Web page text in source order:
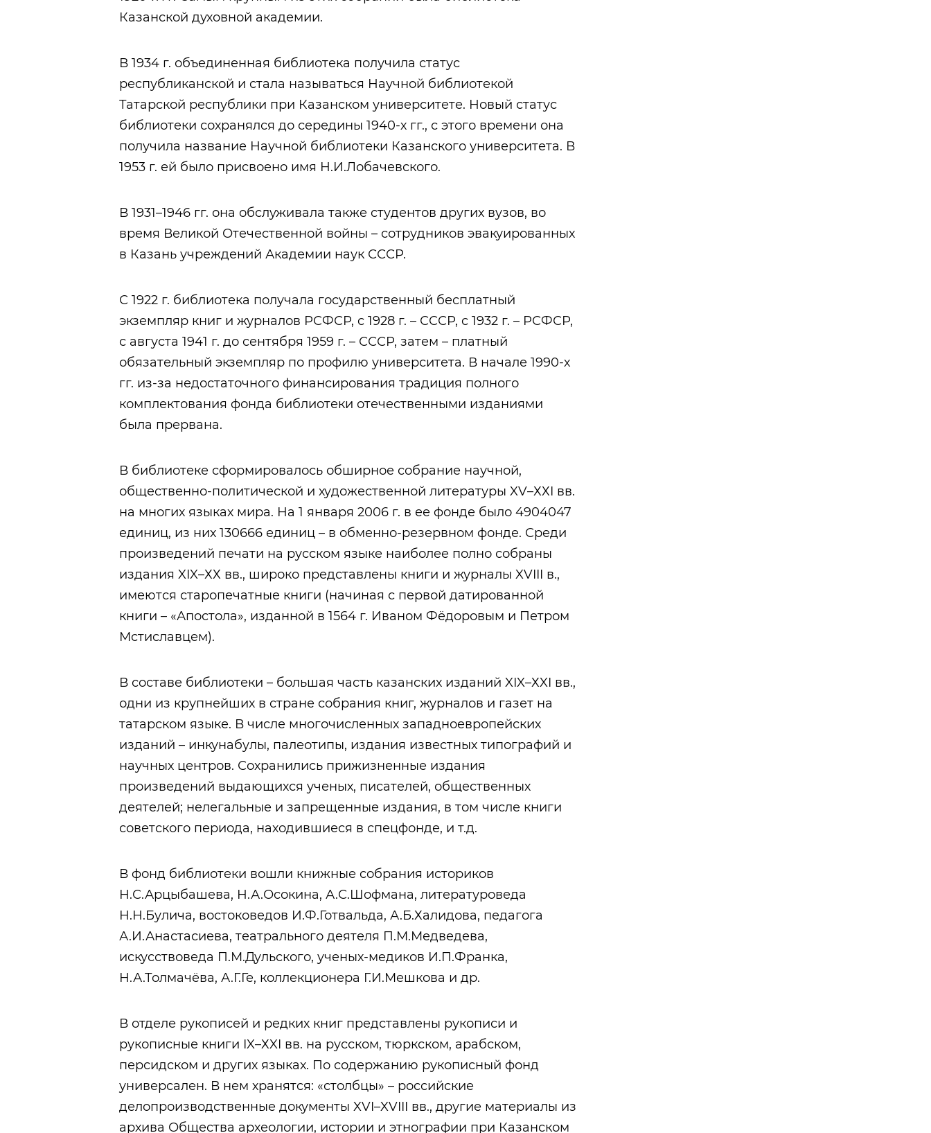
Казанской духовной академии.
В 1934 г. объединенная библиотека получила статус
республиканской и стала называться Научной библиотекой
Татарской республики при Казанском университете. Новый статус
библиотеки сохранялся до середины 1940-х гг., с этого времени она
получила название Научной библиотеки Казанского университета. В
1953 г. ей было присвоено имя Н.И.Лобачевского.
В 1931–1946 гг. она обслуживала также студентов других вузов, во
время Великой Отечественной войны – сотрудников эвакуированных
в Казань учреждений Академии наук СССР.
С 1922 г. библиотека получала государственный бесплатный
экземпляр книг и журналов РСФСР, с 1928 г. – СССР, с 1932 г. – РСФСР,
с августа 1941 г. до сентября 1959 г. – СССР, затем – платный
обязательный экземпляр по профилю университета. В начале 1990-х
гг. из-за недостаточного финансирования традиция полного
комплектования фонда библиотеки отечественными изданиями
была прервана.
В библиотеке сформировалось обширное собрание научной,
общественно-политической и художественной литературы XV–ХХI вв.
на многих языках мира. На 1 января 2006 г. в ее фонде было 4904047
единиц, из них 130666 единиц – в обменно-резервном фонде. Среди
произведений печати на русском языке наиболее полно собраны
издания XIX–ХХ вв., широко представлены книги и журналы XVIII в.,
имеются старопечатные книги (начиная с первой датированной
книги – «Апостола», изданной в 1564 г. Иваном Фёдоровым и Петром
Мстиславцем).
В составе библиотеки – большая часть казанских изданий XIX–ХXI вв.,
одни из крупнейших в стране собрания книг, журналов и газет на
татарском языке. В числе многочисленных западноевропейских
изданий – инкунабулы, палеотипы, издания известных типографий и
научных центров. Сохранились прижизненные издания
произведений выдающихся ученых, писателей, общественных
деятелей; нелегальные и запрещенные издания, в том числе книги
советского периода, находившиеся в спецфонде, и т.д.
В фонд библиотеки вошли книжные собрания историков
Н.С.Арцыбашева, Н.А.Осокина, А.С.Шофмана, литературоведа
Н.Н.Булича, востоковедов И.Ф.Готвальда, А.Б.Халидова, педагога
А.И.Анастасиева, театрального деятеля П.М.Медведева,
искусствоведа П.М.Дульского, ученых-медиков И.П.Франка,
Н.А.Толмачёва, А.Г.Ге, коллекционера Г.И.Мешкова и др.
В отделе рукописей и редких книг представлены рукописи и
рукописные книги IX–ХXI вв. на русском, тюркском, арабском,
персидском и других языках. По содержанию рукописный фонд
универсален. В нем хранятся: «столбцы» – российские
делопроизводственные документы XVI–XVIII вв., другие материалы из
архива Общества археологии, истории и этнографии при Казанском